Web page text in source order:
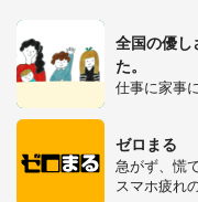
全国の優し
た。
仕事に家事
ゼロまる
急がず、慌
スマホ疲れ